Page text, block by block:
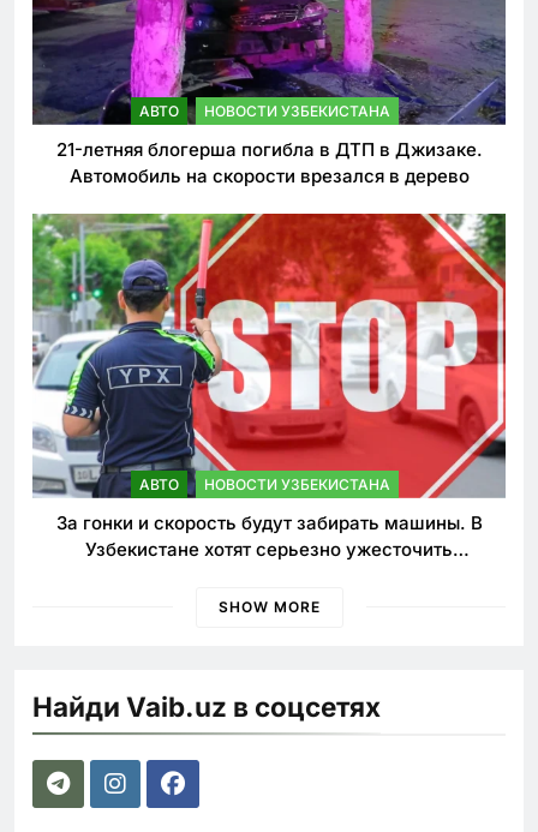
АВТО НОВОСТИ УЗБЕКИСТАНА
21-летняя блогерша погибла в ДТП в Джизаке.
Автомобиль на скорости врезался в дерево
АВТО НОВОСТИ УЗБЕКИСТАНА
За гонки и скорость будут забирать машины. В
Узбекистане хотят серьезно ужесточить
SHOW MORE
Найди Vaib.uz в соцсетях